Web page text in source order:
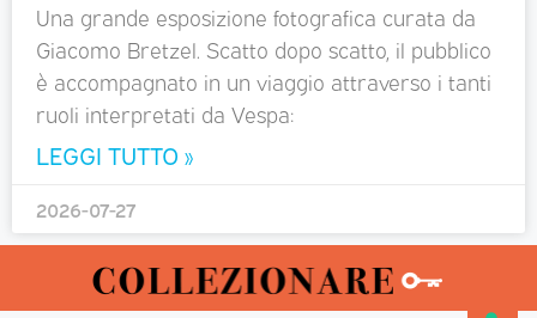
Una grande esposizione fotografica curata da
Giacomo Bretzel. Scatto dopo scatto, il pubblico
è accompagnato in un viaggio attraverso i tanti
ruoli interpretati da Vespa:
LEGGI TUTTO »
2026-07-27